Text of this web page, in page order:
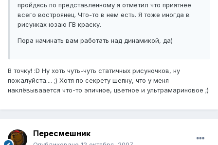
пройдясь по представленному я отметил что приятнее
всего востроянец. Что-то в нем есть. Я тоже иногда в
рисунках юзаю ГВ краску.
Пора начинать вам работать над динамикой, да)
В точку! :D Ну хоть чуть-чуть статичных рисуночков, ну
пожалуйста.... ;) Хотя по секрету шепну, что у меня
наклёвываается что-то эпичное, цветное и ультрамариновое ;)
Пересмешник